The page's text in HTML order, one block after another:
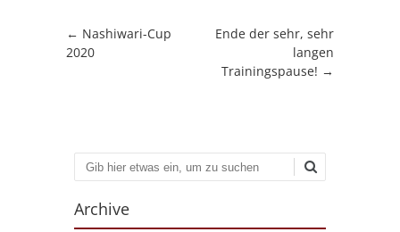
Artikel-Navigation
← Nashiwari-Cup
2020
Ende der sehr, sehr
langen
Trainingspause! →
Suchen
Archive